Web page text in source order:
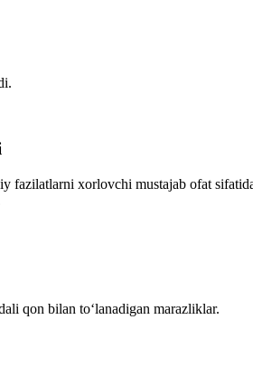
fazilatlarni xorlovchi mustajab ofat
qon bilan to‘lanadigan marazliklar.